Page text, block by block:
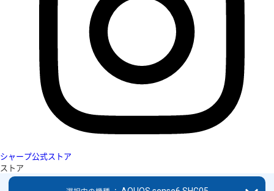
シャープ公式ストア
ストア